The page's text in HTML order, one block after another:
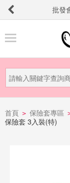
批發
品
新
品
上
首頁 > 保險套專區
保險套 3入裝(特)